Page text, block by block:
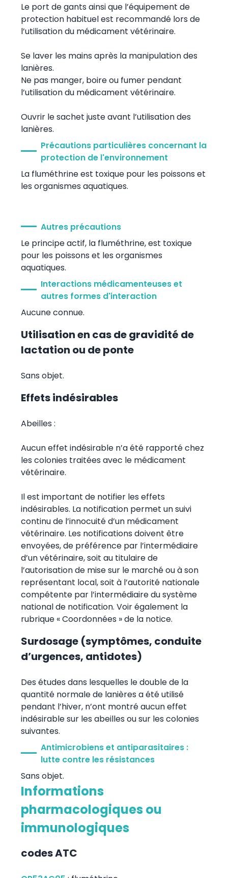
Le port de gants ainsi que l’équipement de
protection habituel est recommandé lors de
l’utilisation du médicament vétérinaire.
Se laver les mains après la manipulation des
lanières.
Ne pas manger, boire ou fumer pendant
l’utilisation du médicament vétérinaire.
Ouvrir le sachet juste avant l’utilisation des
lanières.
Précautions particulières concernant la
protection de l'environnement
La fluméthrine est toxique pour les poissons et
les organismes aquatiques.
Autres précautions
Le principe actif, la fluméthrine, est toxique
pour les poissons et les organismes
aquatiques.
Interactions médicamenteuses et
autres formes d'interaction
Aucune connue.
Utilisation en cas de gravidité de
lactation ou de ponte
Sans objet.
Effets indésirables
Abeilles :
Aucun effet indésirable n’a été rapporté chez
les colonies traitées avec le médicament
vétérinaire.
Il est important de notifier les effets
indésirables. La notification permet un suivi
continu de l’innocuité d’un médicament
vétérinaire. Les notifications doivent être
envoyées, de préférence par l’intermédiaire
d’un vétérinaire, soit au titulaire de
l’autorisation de mise sur le marché ou à son
représentant local, soit à l’autorité nationale
compétente par l’intermédiaire du système
national de notification. Voir également la
rubrique « Coordonnées » de la notice.
Surdosage (symptômes, conduite
d’urgences, antidotes)
Des études dans lesquelles le double de la
quantité normale de lanières a été utilisé
pendant l’hiver, n’ont montré aucun effet
indésirable sur les abeilles ou sur les colonies
suivantes.
Antimicrobiens et antiparasitaires :
lutte contre les résistances
Sans objet.
Informations
pharmacologiques ou
immunologiques
codes ATC